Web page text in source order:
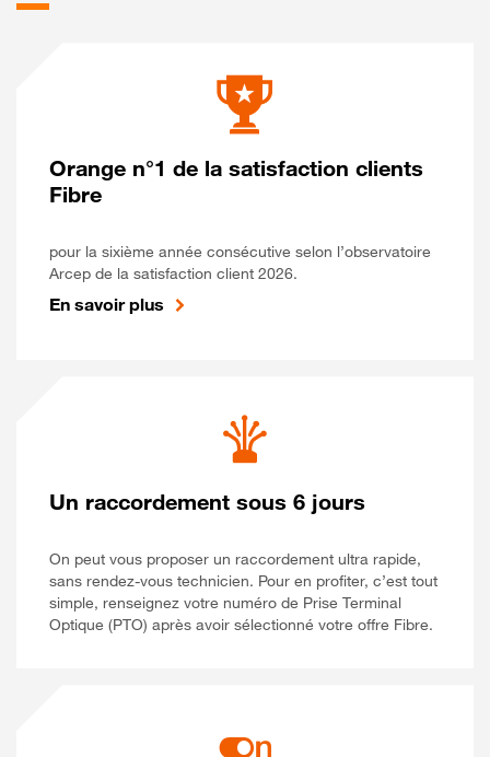
Orange n°1 de la satisfaction clients
Fibre
pour la sixième année consécutive selon l’observatoire
Arcep de la satisfaction client 2026.
En savoir plus
Un raccordement sous 6 jours
On peut vous proposer un raccordement ultra rapide,
sans rendez-vous technicien. Pour en profiter, c’est tout
simple, renseignez votre numéro de Prise Terminal
Optique (PTO) après avoir sélectionné votre offre Fibre.